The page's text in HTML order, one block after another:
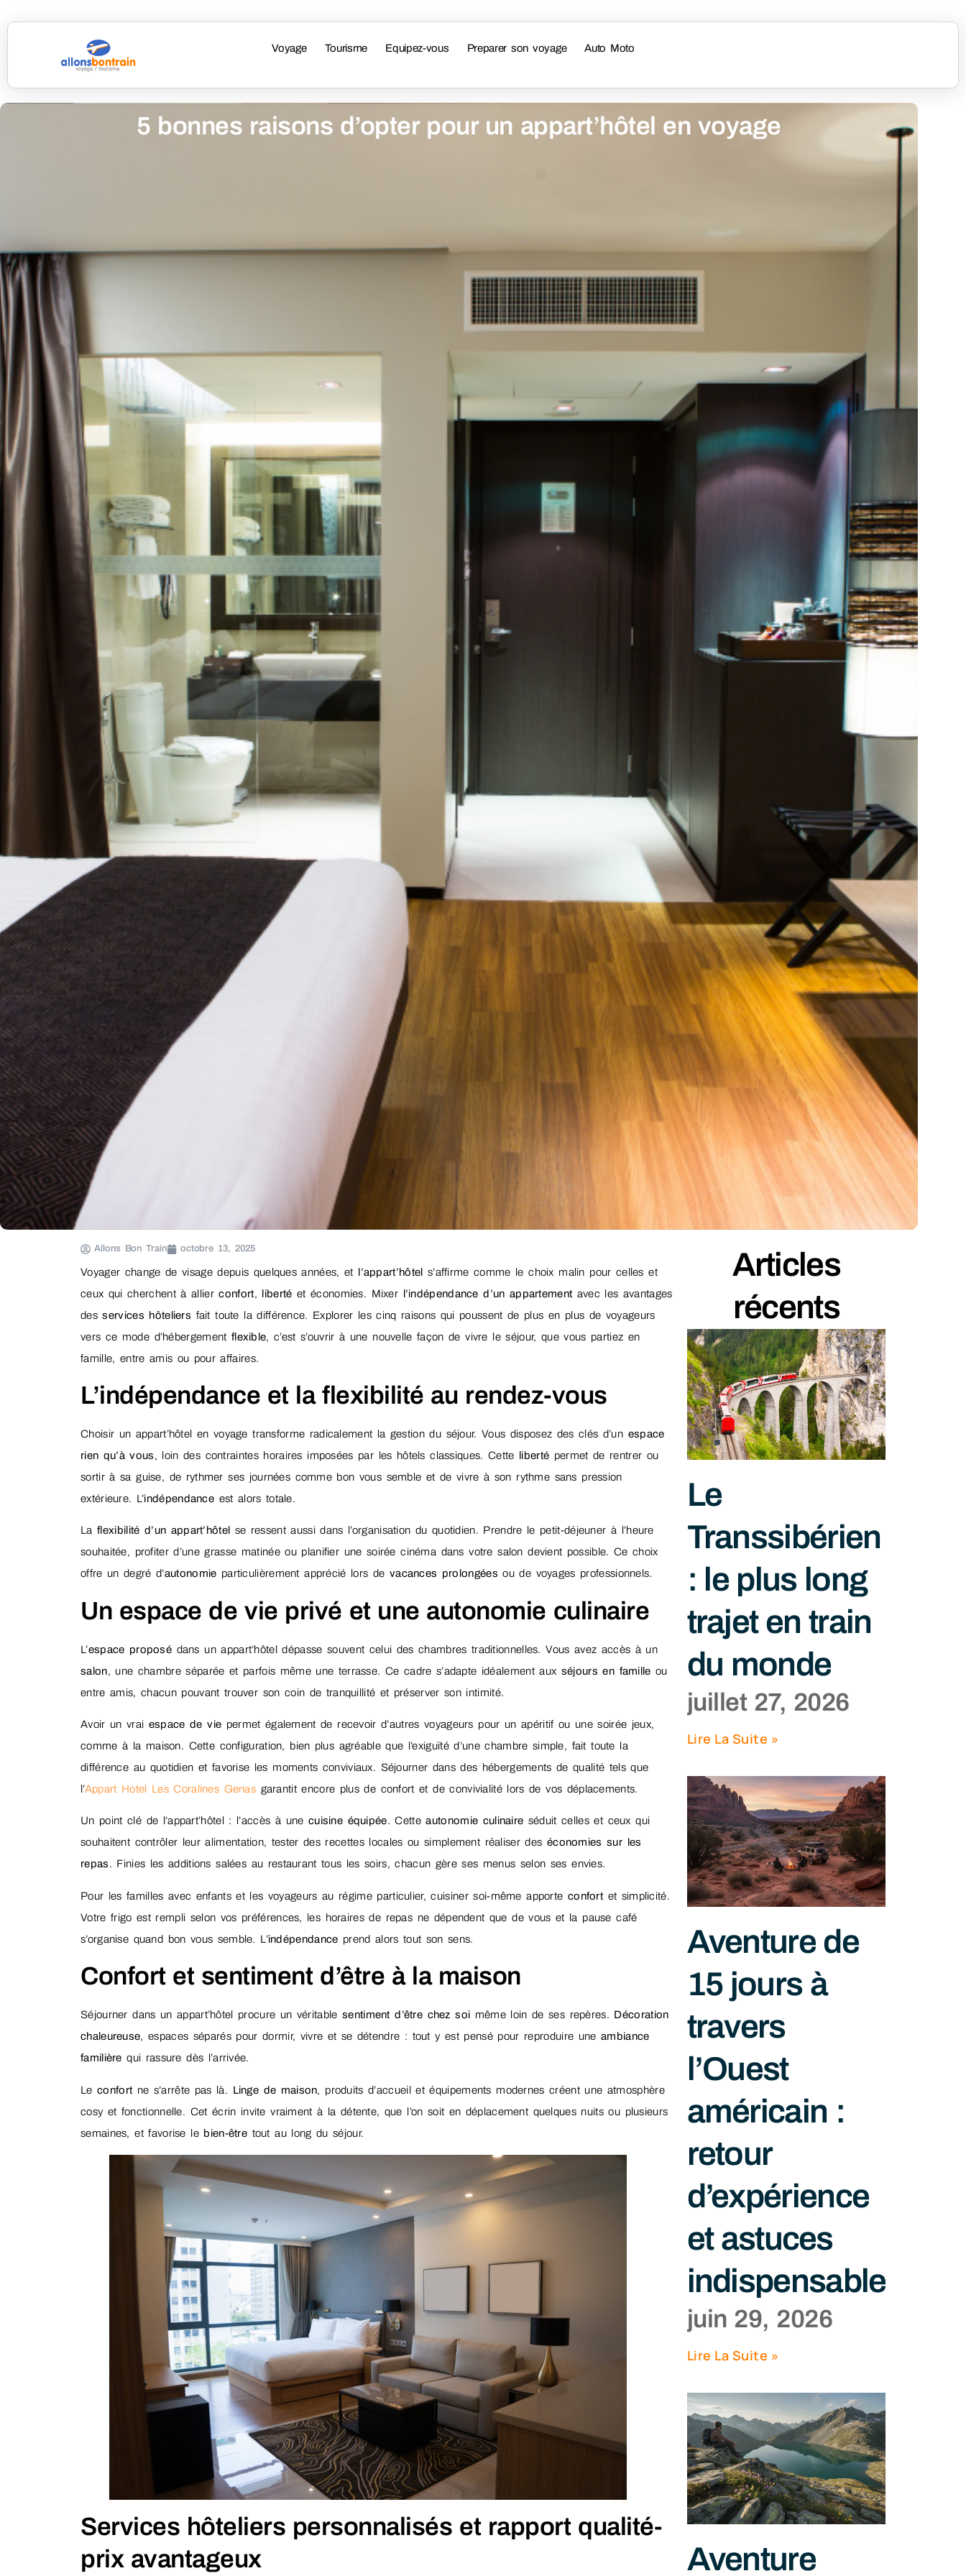
Voyage Tourisme Equipez-vous Preparer son voyage Auto Moto
5 bonnes raisons d’opter pour un appart’hôtel en voyage
Allons Bon Train octobre 13, 2025
Voyager change de visage depuis quelques années, et l’appart’hôtel s’affirme comme le choix malin pour celles et
ceux qui cherchent à allierconfort, liberté et économies. Mixer l’indépendance d’un appartement avec les avantages
desservices hôteliers fait toute la différence. Explorer les cinq raisons qui poussent de plus en plus de voyageurs
vers ce mode d’hébergement flexible, c’est s’ouvrir à une nouvelle façon de vivre le séjour, que vous partiez en
famille, entre amis ou pour affaires.
L’indépendance et la flexibilité au rendez-vous
Choisir un appart’hôtel en voyage transforme radicalement la gestion du séjour. Vous disposez des clés d’un espace
rien qu’à vous, loin des contraintes horaires imposées par les hôtels classiques. Cette liberté permet de rentrer ou
sortir à sa guise, de rythmer ses journées comme bon vous semble et de vivre à son rythme sans pression
extérieure. L’indépendance est alors totale.
Laflexibilité d’un appart’hôtel se ressent aussi dans l’organisation du quotidien. Prendre le petit-déjeuner à l’heure
souhaitée, profiter d’une grasse matinée ou planifier une soirée cinéma dans votre salon devient possible. Ce choix
offre un degré d’autonomie particulièrement apprécié lors de vacances prolongées ou de voyages professionnels.
Un espace de vie privé et une autonomie culinaire
L’espace proposé dans un appart’hôtel dépasse souvent celui des chambres traditionnelles. Vous avez accès à un
salon, une chambre séparée et parfois même une terrasse. Ce cadre s’adapte idéalement aux séjours en famille ou
entre amis, chacun pouvant trouver son coin de tranquillité et préserver son intimité.
Avoir un vrai espace de vie permet également de recevoir d’autres voyageurs pour un apéritif ou une soirée jeux,
comme à la maison. Cette configuration, bien plus agréable que l’exiguïté d’une chambre simple, fait toute la
différence au quotidien et favorise les moments conviviaux. Séjourner dans des hébergements de qualité tels que
l’Appart Hotel Les Coralines Genas garantit encore plus de confort et de convivialité lors de vos déplacements.
Un point clé de l’appart’hôtel : l’accès à une cuisine équipée. Cetteautonomie culinaire séduit celles et ceux qui
souhaitent contrôler leur alimentation, tester des recettes locales ou simplement réaliser des économies sur les
repas. Finies les additions salées au restaurant tous les soirs, chacun gère ses menus selon ses envies.
Pour les familles avec enfants et les voyageurs au régime particulier, cuisiner soi-même apporte confort et simplicité.
Votre frigo est rempli selon vos préférences, les horaires de repas ne dépendent que de vous et la pause café
s’organise quand bon vous semble. L’indépendance prend alors tout son sens.
Confort et sentiment d’être à la maison
Séjourner dans un appart’hôtel procure un véritable sentiment d’être chez soi même loin de ses repères. Décoration
chaleureuse, espaces séparés pour dormir, vivre et se détendre : tout y est pensé pour reproduire uneambiance
familière qui rassure dès l’arrivée.
Leconfort ne s’arrête pas là. Linge de maison, produits d’accueil et équipements modernes créent une atmosphère
cosy et fonctionnelle. Cet écrin invite vraiment à la détente, que l’on soit en déplacement quelques nuits ou plusieurs
semaines, et favorise le bien-être tout au long du séjour.
Services hôteliers personnalisés et rapport qualité-
prix avantageux
Articles
récents
Le
Transsibérien
: le plus long
trajet en train
du monde
juillet 27, 2026
Lire La Suite »
Aventure de
15 jours à
travers
l’Ouest
américain :
retour
d’expérience
et astuces
indispensables
juin 29, 2026
Lire La Suite »
Aventure